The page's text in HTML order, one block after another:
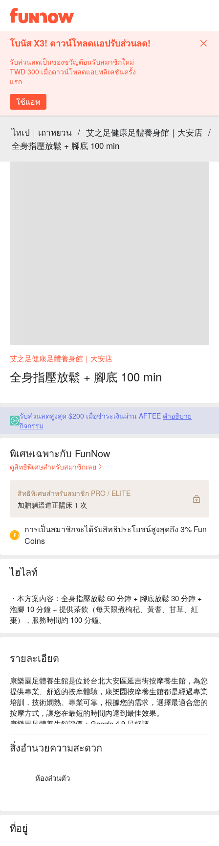
โบนัส X3! ดาวน์โหลดแอปรับส่วนลด!
รับส่วนลดเป็นของขวัญต้อนรับสมาชิกใหม่
TWD 300 เมื่อดาวน์โหลดแอปพลิเคชันครั้ง
แรก
ใช้แอพ
ไทเป｜เถาหยวน / 艾之足健康足體養身館｜大安店 /
全身指壓放鬆 + 腳底 100 min
艾之足健康足體養身館｜大安店
全身指壓放鬆 + 腳底 100 min
รับส่วนลดสูงสุด $200 เมื่อชำระเงินผ่าน AFTEE คำอธิบาย
กิจกรรม
พิเศษเฉพาะกับ FunNow
ดูสิทธิพิเศษสำหรับสมาชิกเลย
สิทธิพิเศษสำหรับสมาชิก PRO / ELITE
加贈躺溫道正陽床 1 次
การเป็นสมาชิกจะได้รับสิทธิประโยชน์สูงสุดถึง 3% Fun
Coins
ไฮไลท์
・本方案內容：全身指壓放鬆 60 分鐘 + 腳底放鬆 30 分鐘 +
泡腳 10 分鐘 + 提供茶飲（每天限煮枸杞、黃耆、甘草、紅
棗），服務時間約 100 分鐘。
รายละเอียด
康樂園足體養生館是位於台北大安區延吉街按摩養生館，為您
提供專業、舒適的按摩體驗，康樂園按摩養生館都是經過專業
培訓，技術嫻熟、專業可靠，根據您的需求，選擇最適合您的
按摩方式，讓您在最短的時間內達到最佳效果。
康樂園足體養生館評價：Google 4.9 星好評。
康樂園足體養生館服務推薦：腳底薑汁排寒、全身薑汁排寒。
康樂園足體養生館預約、康樂園足體養生館價格立刻查看 ⬇️
สิ่งอำนวยความสะดวก
ห้องส่วนตัว
ที่อยู่